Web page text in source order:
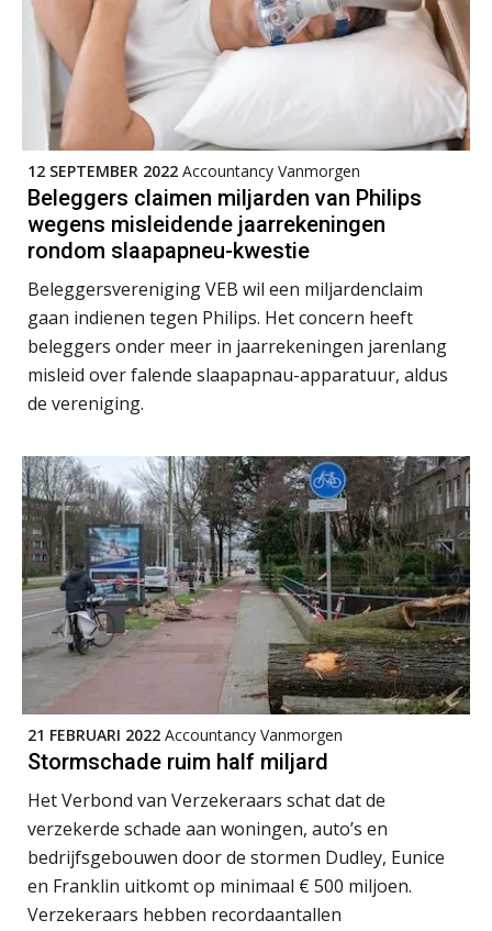
12 SEPTEMBER 2022 Accountancy Vanmorgen
Beleggers claimen miljarden van Philips
wegens misleidende jaarrekeningen
rondom slaapapneu-kwestie
Beleggersvereniging VEB wil een miljardenclaim
gaan indienen tegen Philips. Het concern heeft
beleggers onder meer in jaarrekeningen jarenlang
misleid over falende slaapapnau-apparatuur, aldus
de vereniging.
21 FEBRUARI 2022 Accountancy Vanmorgen
Stormschade ruim half miljard
Het Verbond van Verzekeraars schat dat de
verzekerde schade aan woningen, auto’s en
bedrijfsgebouwen door de stormen Dudley, Eunice
en Franklin uitkomt op minimaal € 500 miljoen.
Verzekeraars hebben recordaantallen
Uitspraak Hoge Raad: subsidie voor
tuchtrechtspraak advocatuur is
belast met btw
Wwft-compliance in 2026: doen we
het beter dan vorig jaar?
ICT & AI | Volledig automatische
Hierom zijn webshopondernemers
extra kwetsbaar voor
boekhoudfouten
Blog | Aandachtspunten bij de
Verstoorde arbeidsrelatie als
ontslaggrond: zo begeleid je jouw
klant
Duizenden Nederlanders in de knel
door Amerikaanse belastingwet
Het functiegemak van de INT bij
adviezen over en aangiften van erf-
en schenkbelasting.
Zomer. Tijd om je loopbaan onder
de loep te nemen.
als verhuurplatform voor
vakantiewoningen
5 signalen dat jouw relatiebeheer
niet meer werkt (en hoe je dat oplost)